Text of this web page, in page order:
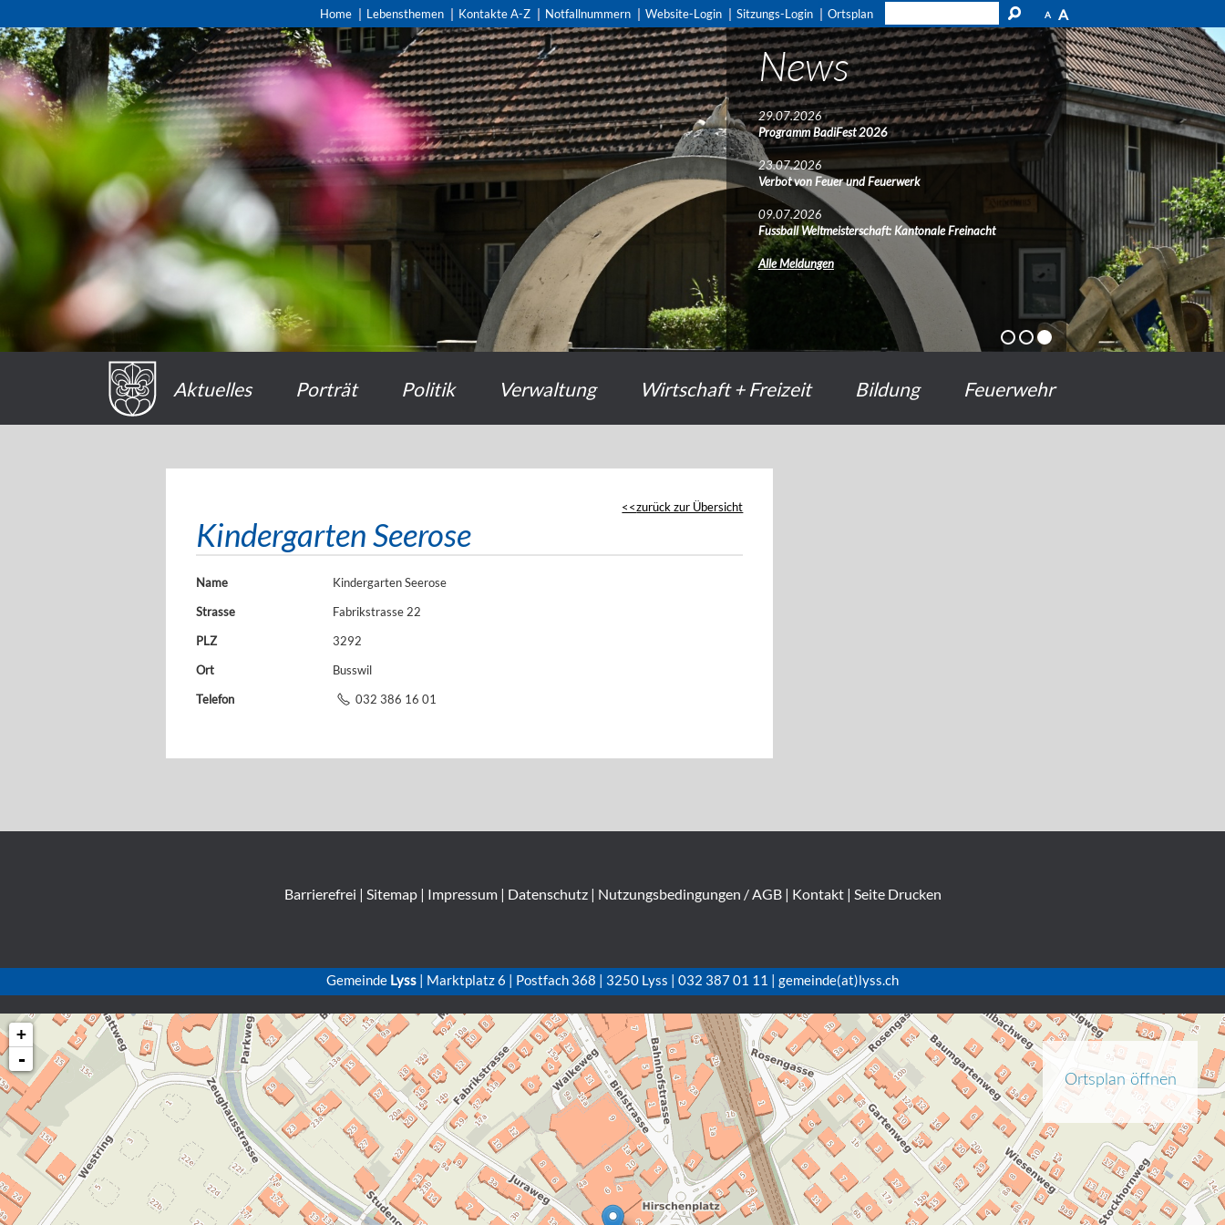
A A
Home Lebensthemen Kontakte A-Z Notfallnummern Website-Login Sitzungs-Login Ortsplan
News
29.07.2026
Programm BadiFest 2026
23.07.2026
Verbot von Feuer und Feuerwerk
09.07.2026
Fussball Weltmeisterschaft: Kantonale Freinacht
Alle Meldungen
Aktuelles Porträt Politik Verwaltung Wirtschaft + Freizeit Bildung Feuerwehr
zurück zur Übersicht
Kindergarten Seerose
Name
Kindergarten Seerose
Strasse
Fabrikstrasse 22
PLZ
3292
Ort
Busswil
Telefon
032 386 16 01
Barrierefrei | Sitemap| Impressum| Datenschutz| Nutzungsbedingungen / AGB| Kontakt| Seite Drucken
Gemeinde Lyss | Marktplatz 6 | Postfach 368 | 3250 Lyss | 032 387 01 11 | gemeinde(at)lyss.ch